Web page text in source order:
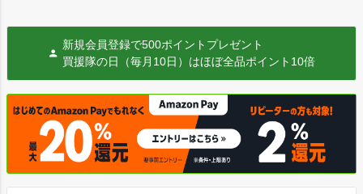
新規会員登録で500ポイントプレゼント
買援隊の日（毎月10日）はほぼ全品ポイント10倍